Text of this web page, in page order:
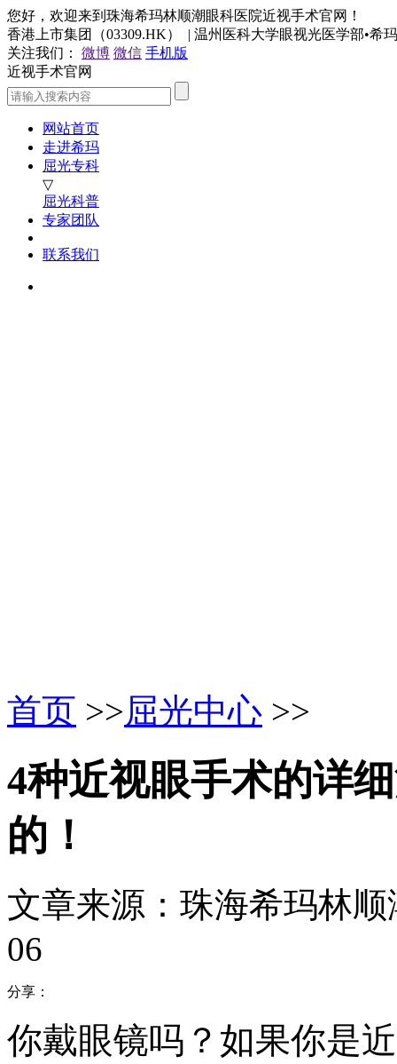
您好，欢迎来到珠海希玛林顺潮眼科医院近视手术官网！
香港上市集团（03309.HK） | 温州医科大学眼视光医学部•希
关注我们：
微博 微信 手机版
近视手术官网
网站首页
走进希玛
屈光专科
▽
屈光科普
专家团队
联系我们
首页 >>屈光中心 >>
4种近视眼手术的详
的！
文章来源：珠海希玛林
06
分享：
你戴眼镜吗？如果你是